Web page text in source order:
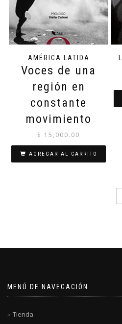
AMÉRICA LATIDA
Voces de una
región en
constante
movimiento
$ 15,000.00
AGREGAR AL CARRITO
MENÚ DE NAVEGACIÓN
Tienda